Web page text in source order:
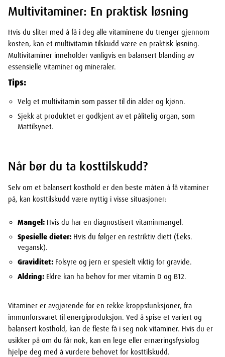
Multivitaminer: En praktisk løsning
Hvis du sliter med å få i deg alle vitaminene du trenger gjennom
kosten, kan et multivitamin tilskudd være en praktisk løsning.
Multivitaminer inneholder vanligvis en balansert blanding av
essensielle vitaminer og mineraler.
Tips:
Velg et multivitamin som passer til din alder og kjønn.
Sjekk at produktet er godkjent av et pålitelig organ, som
Mattilsynet.
Når bør du ta kosttilskudd?
Selv om et balansert kosthold er den beste måten å få vitaminer
på, kan kosttilskudd være nyttig i visse situasjoner:
Mangel: Hvis du har en diagnostisert vitaminmangel.
Spesielle dieter: Hvis du følger en restriktiv diett (f.eks.
vegansk).
Graviditet: Folsyre og jern er spesielt viktig for gravide.
Aldring: Eldre kan ha behov for mer vitamin D og B12.
Vitaminer er avgjørende for en rekke kroppsfunksjoner, fra
immunforsvaret til energiproduksjon. Ved å spise et variert og
balansert kosthold, kan de fleste få i seg nok vitaminer. Hvis du er
usikker på om du får nok, kan en lege eller ernæringsfysiolog
hjelpe deg med å vurdere behovet for kosttilskudd.